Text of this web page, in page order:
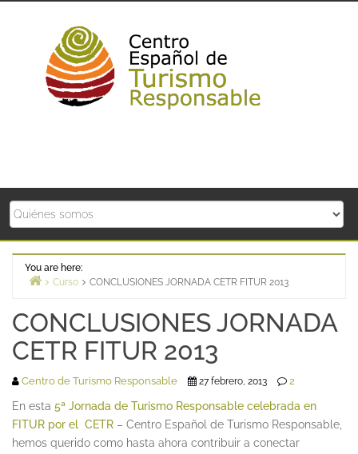
You are here:
Curso CONCLUSIONES JORNADA CETR FITUR 2013
CONCLUSIONES JORNADA
CETR FITUR 2013
Centro de Turismo Responsable 27 febrero, 2013 2
En esta 5ª Jornada de Turismo Responsable celebrada en
FITUR por el CETR – Centro Español de Turismo Responsable,
hemos querido como hasta ahora contribuir a conectar